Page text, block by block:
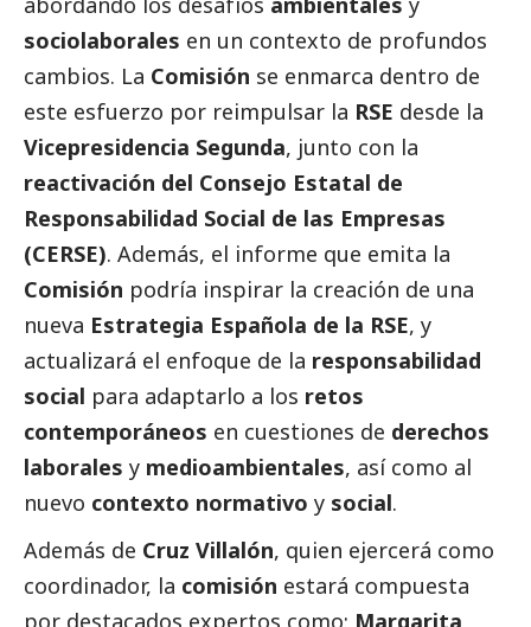
sociolaborales en un contexto de profundos
cambios. La Comisión se enmarca dentro de
este esfuerzo por reimpulsar la RSE desde la
Vicepresidencia Segunda, junto con la
reactivación del Consejo Estatal de
Responsabilidad Social de las Empresas
(CERSE). Además, el informe que emita la
Comisión podría inspirar la creación de una
nueva Estrategia Española de la RSE, y
actualizará el enfoque de la responsabilidad
social para adaptarlo a los retos
contemporáneos en cuestiones de derechos
laborales y medioambientales, así como al
nuevo contexto normativo y social.
Además de Cruz Villalón, quien ejercerá como
coordinador, la comisión estará compuesta
por destacados expertos como: Margarita